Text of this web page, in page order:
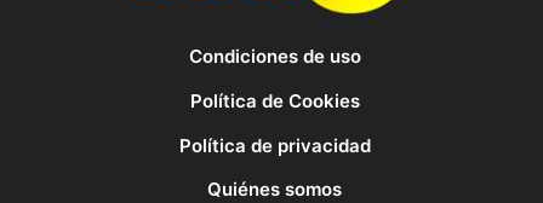
Condiciones de uso
Política de Cookies
Política de privacidad
Quiénes somos